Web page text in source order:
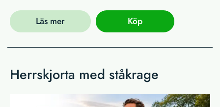
Läs mer Köp
Herrskjorta med ståkrage